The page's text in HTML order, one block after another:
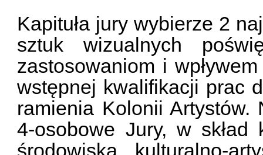
Kapituła jury wybierze 2
sztuk wizualnych
zastosowaniom i
wstępnej kwalifikacji prac
ramienia Kolonii Artystów.
4-osobowe Jury, w skład
środowiska kulturalno-